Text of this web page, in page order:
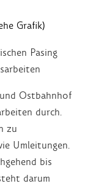
Grafik)
Pasing
Ostbahnhof
durch.
zu
Umleitungen.
bis
darum